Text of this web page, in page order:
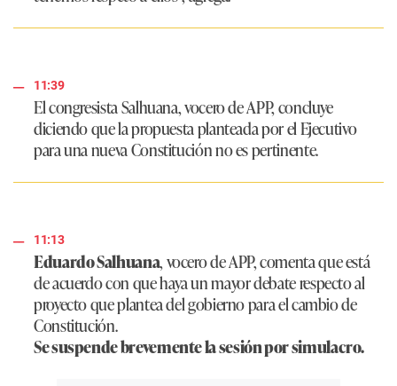
11:39
El congresista Salhuana, vocero de APP, concluye
diciendo que la propuesta planteada por el Ejecutivo
para una nueva Constitución no es pertinente.
11:13
Eduardo Salhuana, vocero de APP, comenta que está
de acuerdo con que haya un mayor debate respecto al
proyecto que plantea del gobierno para el cambio de
Constitución.
Se suspende brevemente la sesión por simulacro.